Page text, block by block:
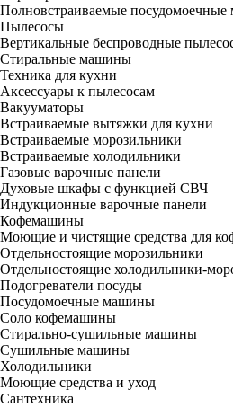
Полновстраиваемые
Пылесосы
Вертикальные беспроводные
Стиральные машины
Техника для кухни
Аксессуары к пылесосам
Вакууматоры
Встраиваемые вытяжки для кухни
Встраиваемые морозильники
Встраиваемые холодильники
Газовые варочные панели
Духовые шкафы с функцией СВЧ
Индукционные варочные панели
Кофемашины
Моющие и чистящие средства для
Отдельностоящие морозильники
Отдельностоящие холодильники-
Подогреватели посуды
Посудомоечные машины
Соло кофемашины
Стирально-сушильные машины
Сушильные машины
Холодильники
Моющие средства и уход
Сантехника